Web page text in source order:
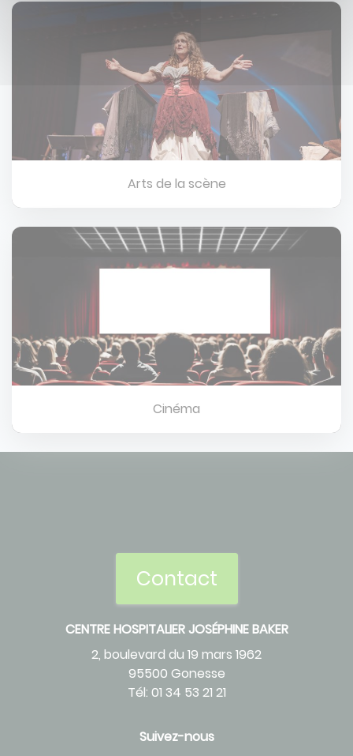
Image
Arts de la scène
Image
Cinéma
Contact
CENTRE HOSPITALIER JOSÉPHINE BAKER
2, boulevard du 19 mars 1962
95500 Gonesse
Tél: 01 34 53 21 21
Suivez-nous